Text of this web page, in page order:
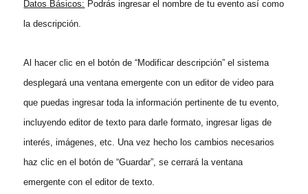
Datos Básicos: Podrás ingresar el nombre de tu evento así como
la descripción.
Al hacer clic en el botón de “Modificar descripción” el sistema
desplegará una ventana emergente con un editor de video para
que puedas ingresar toda la información pertinente de tu evento,
incluyendo editor de texto para darle formato, ingresar ligas de
interés, imágenes, etc. Una vez hecho los cambios necesarios
haz clic en el botón de “Guardar”, se cerrará la ventana
emergente con el editor de texto.